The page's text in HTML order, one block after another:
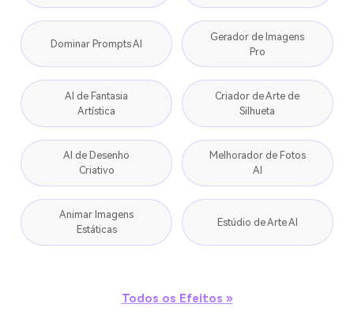
Dominar Prompts AI
Gerador de Imagens
Pro
AI de Fantasia
Artística
Criador de Arte de
Silhueta
AI de Desenho
Criativo
Melhorador de Fotos
AI
Animar Imagens
Estáticas
Estúdio de Arte AI
Todos os Efeitos »